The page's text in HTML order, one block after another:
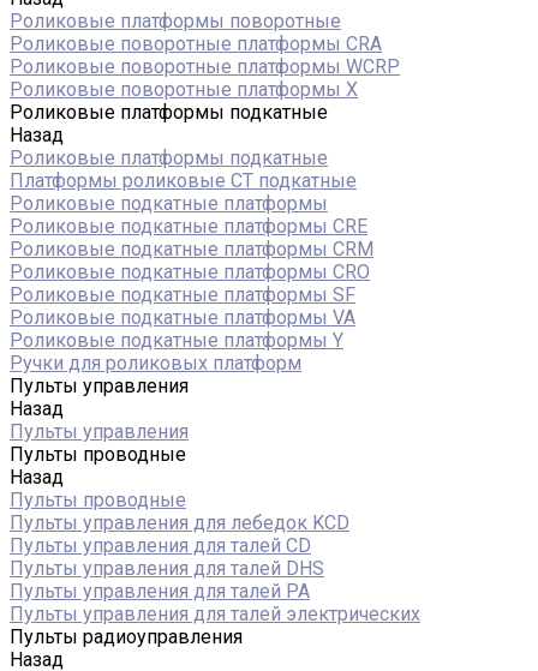
Роликовые платформы поворотные
Роликовые поворотные платформы CRA
Роликовые поворотные платформы WCRP
Роликовые поворотные платформы X
Роликовые платформы подкатные
Назад
Роликовые платформы подкатные
Платформы роликовые СТ подкатные
Роликовые подкатные платформы
Роликовые подкатные платформы CRE
Роликовые подкатные платформы CRM
Роликовые подкатные платформы CRO
Роликовые подкатные платформы SF
Роликовые подкатные платформы VA
Роликовые подкатные платформы Y
Ручки для роликовых платформ
Пульты управления
Назад
Пульты управления
Пульты проводные
Назад
Пульты проводные
Пульты управления для лебедок KCD
Пульты управления для талей CD
Пульты управления для талей DHS
Пульты управления для талей РА
Пульты управления для талей электрических
Пульты радиоуправления
Назад